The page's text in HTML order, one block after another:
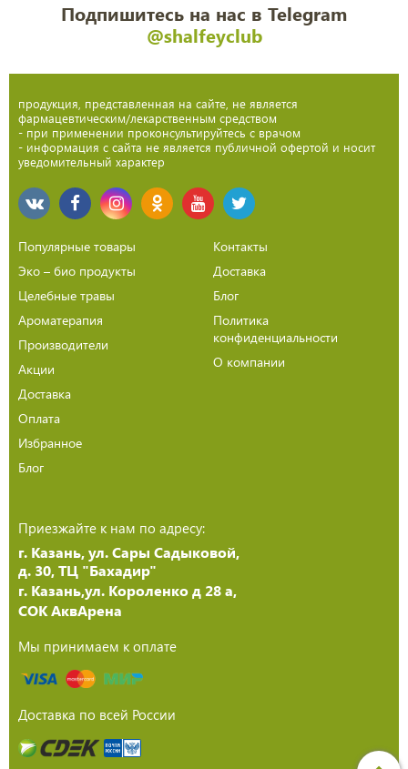
Подпишитесь на нас в Telegram
@shalfeyclub
продукция, представленная на сайте, не является
фармацевтическим/лекарственным средством
- при применении проконсультируйтесь с врачом
- информация с сайта не является публичной офертой и носит
уведомительный характер
Популярные товары
Эко – био продукты
Целебные травы
Ароматерапия
Производители
Акции
Доставка
Оплата
Избранное
Блог
Контакты
Доставка
Блог
Политика
конфиденциальности
О компании
Приезжайте к нам по адресу:
г. Казань, ул. Сары Садыковой,
д. 30, ТЦ "Бахадир"
г. Казань,ул. Короленко д 28 а,
СОК АквАрена
Мы принимаем к оплате
Доставка по всей России